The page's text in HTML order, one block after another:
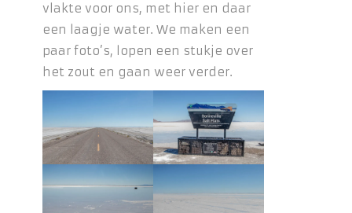
vlakte voor ons, met hier en daar
een laagje water. We maken een
paar foto’s, lopen een stukje over
het zout en gaan weer verder.